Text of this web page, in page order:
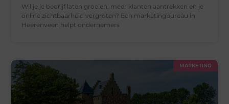
Wil je je bedrijf laten groeien, meer klanten aantrekken en je
online zichtbaarheid vergroten? Een marketingbureau in
Heerenveen helpt ondernemers
MARKETING